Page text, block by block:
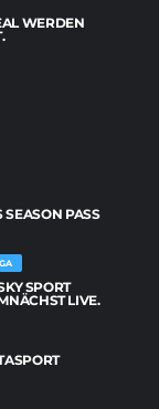
WERDEN
SEASON PASS
SPORT
LIVE.